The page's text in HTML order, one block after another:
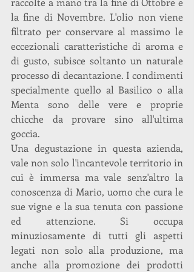
la fine di Novembre. L'olio non viene
filtrato per conservare al massimo le
eccezionali caratteristiche di aroma e
di gusto, subisce soltanto un naturale
processo di decantazione. I condimenti
specialmente quello al Basilico o alla
Menta sono delle vere e proprie
chicche da provare sino all'ultima
goccia.
Una degustazione in questa azienda,
vale non solo l'incantevole territorio in
cui è immersa ma vale senz'altro la
conoscenza di Mario, uomo che cura le
sue vigne e la sua tenuta con passione
ed attenzione. Si occupa
minuziosamente di tutti gli aspetti
legati non solo alla produzione, ma
anche alla promozione dei prodotti